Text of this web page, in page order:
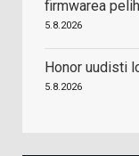
firmwarea
5.8.2026
Honor uudisti
5.8.2026